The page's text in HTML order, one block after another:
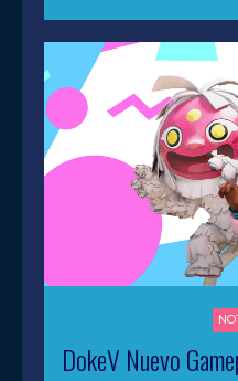
DokeV Nuevo